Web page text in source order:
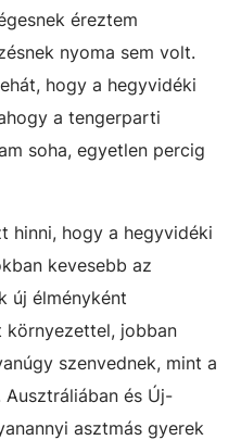
éreztem
nyoma sem volt.
hogy a hegyvidéki
a tengerparti
soha, egyetlen percig
hinni, hogy a hegyvidéki
kevesebb az
új élményként
jobban
szenvednek, mint a
és Új-
asztmás gyerek